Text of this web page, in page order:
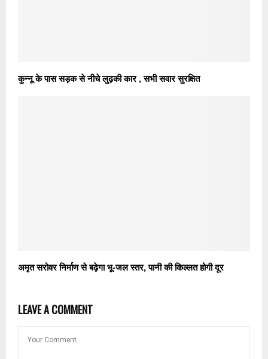
कुन्नू के पास सड़क से नीचे लुढ़की कार , सभी सवार सुरक्षित
अमृत सरोवर निर्माण से बढ़ेगा भू-जल स्तर, पानी की किल्लत होगी दूर
LEAVE A COMMENT